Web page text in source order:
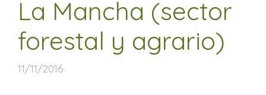
La Mancha (sector
forestal y agrario)
11/11/2016